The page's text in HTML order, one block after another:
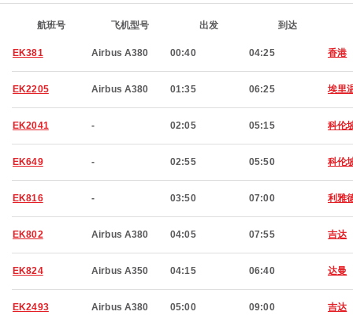
航班号 飞机型号 出发 到达
EK381 Airbus A380 00:40 04:25 香港
EK2205 Airbus A380 01:35 06:25 埃里
EK2041 - 02:05 05:15 科伦
EK649 - 02:55 05:50 科伦
EK816 - 03:50 07:00 利雅
EK802 Airbus A380 04:05 07:55 吉达
EK824 Airbus A350 04:15 06:40 达曼
EK2493 Airbus A380 05:00 09:00 吉达